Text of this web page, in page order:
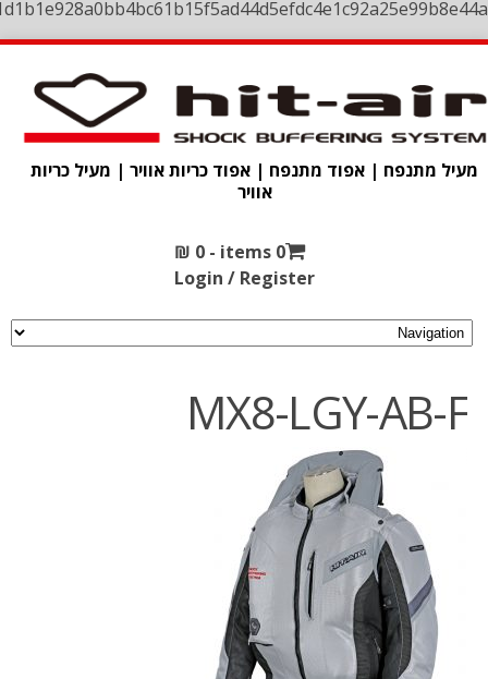
מעיל מתנפח | אפוד מתנפח | אפוד כריות אוויר | מעיל כריות
אוויר
0 items -
₪ 0
Login / Register
MX8-LGY-AB-F